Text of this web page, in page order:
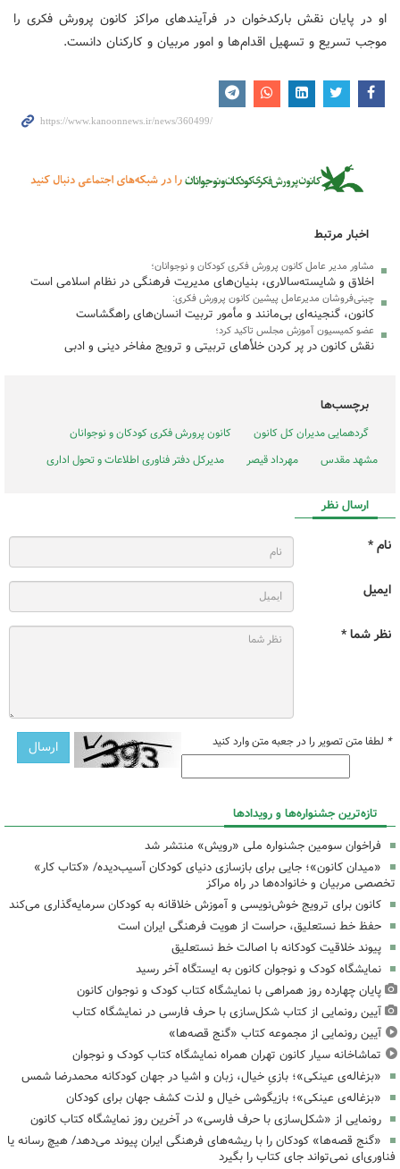
او در پایان نقش بارکدخوان در فرآیندهای مراکز کانون پرورش فکری را
موجب تسریع و تسهیل اقدام‌ها و امور مربیان و کارکنان دانست.
اخبار مرتبط
مشاور مدیر عامل کانون پرورش فکری کودکان و نوجوانان؛
اخلاق و شایسته‌سالاری، بنیان‌های مدیریت فرهنگی در نظام اسلامی است
چینی‌فروشان مدیرعامل پیشین کانون پرورش فکری:
کانون، گنجینه‌ای بی‌مانند و مأمور تربیت انسان‌های راهگشاست
عضو کمیسیون آموزش مجلس تاکید کرد؛
نقش کانون در پر کردن خلأهای تربیتی و ترویج مفاخر دینی و ادبی
برچسب‌ها
گردهمایی مدیران کل کانون
کانون پرورش فکری کودکان و نوجوانان
مشهد مقدس
مهرداد قیصر مدیرکل دفتر فناوری اطلاعات و تحول اداری
ارسال نظر
نام *
ایمیل
نظر شما *
* لطفا متن تصویر را در جعبه متن وارد کنید
تازه‌ترین جشنواره‌ها و رویدادها
فراخوان سومین جشنواره ملی «رویش» منتشر شد
«میدان کانون»؛ جایی برای بازسازی دنیای کودکان آسیب‌دیده/ «کتاب کار»
تخصصی مربیان و خانواده‌ها در راه مراکز
کانون برای ترویج خوش‌نویسی و آموزش خلاقانه به کودکان سرمایه‌گذاری می‌کند
حفظ خط نستعلیق، حراست از هویت فرهنگی ایران است
پیوند خلاقیت کودکانه با اصالت خط نستعلیق
نمایشگاه کودک و نوجوان کانون به ایستگاه آخر رسید
پایان چهارده روز همراهی با نمایشگاه کتاب کودک و نوجوان کانون
آیین رونمایی از کتاب شکل‌سازی با حرف فارسی در نمایشگاه کتاب
آیین رونمایی از مجموعه کتاب «گنج قصه‌ها»
تماشاخانه سیار کانون تهران همراه نمایشگاه کتاب کودک و نوجوان
«بزغاله‌ی عینکی»؛ بازیِ خیال، زبان و اشیا در جهان کودکانه محمدرضا شمس
«بزغاله‌ی عینکی»؛ بازیگوشی خیال و لذت کشف جهان برای کودکان
رونمایی از «شکل‌سازی با حرف فارسی» در آخرین روز نمایشگاه کتاب کانون
«گنج قصه‌ها» کودکان را با ریشه‌های فرهنگی ایران پیوند می‌دهد/ هیچ رسانه یا
فناوری‌ای نمی‌تواند جای کتاب را بگیرد